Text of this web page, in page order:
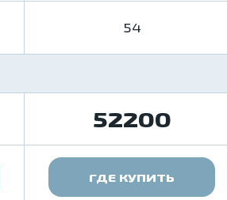
54
52200
ГДЕ КУПИТЬ